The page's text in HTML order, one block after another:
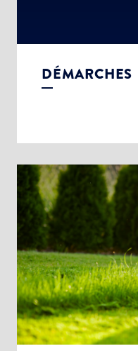
DÉMARCHES